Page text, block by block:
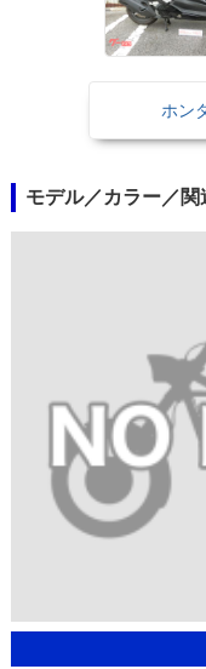
ホン
モデル／カラー／関